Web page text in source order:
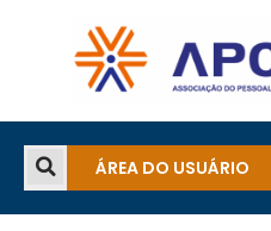
ÁREA DO USUÁRIO